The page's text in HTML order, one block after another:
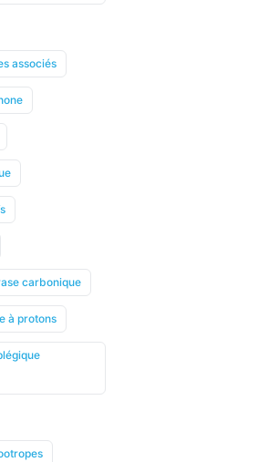
associés
carbonique
à protons